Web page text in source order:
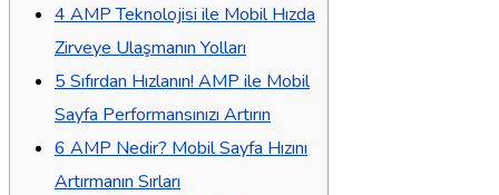
4 AMP Teknolojisi ile Mobil Hızda
Zirveye Ulaşmanın Yolları
5 Sıfırdan Hızlanın! AMP ile Mobil
Sayfa Performansınızı Artırın
6 AMP Nedir? Mobil Sayfa Hızını
Artırmanın Sırları